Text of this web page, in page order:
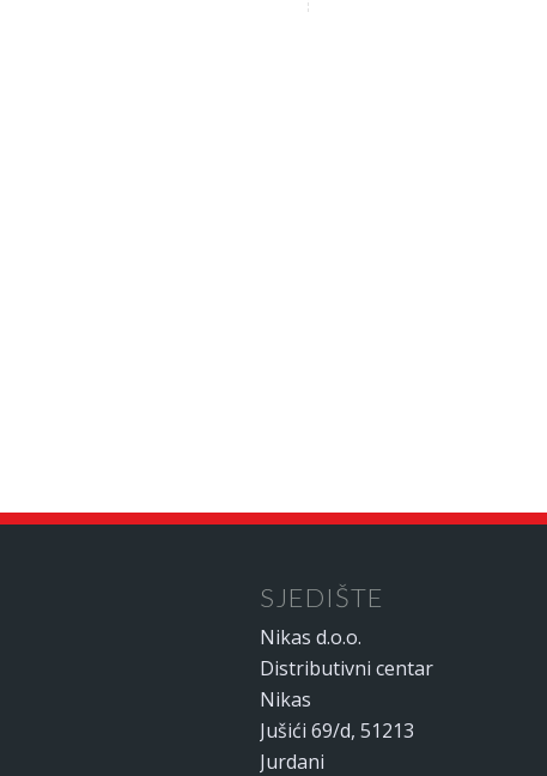
SJEDIŠTE
Nikas d.o.o.
Distributivni centar
Nikas
Jušići 69/d, 51213
Jurdani